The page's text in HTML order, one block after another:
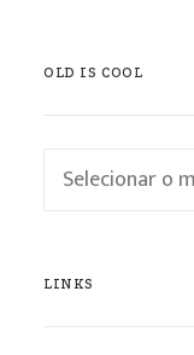
OLD IS COOL
Old
LINKS